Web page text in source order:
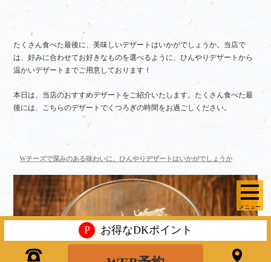
メニュー
たくさん食べた最後に、美味しいデザートはいかがでしょうか。当店で
は、好みに合わせてお好きなものを選べるように、ひんやりデザートから
温かいデザートまでご用意しております！
本日は、当店のおすすめデザートをご紹介いたします。たくさん食べた最
後には、こちらのデザートでくつろぎの時間をお過ごしください。
Wチーズで深みのある味わいに、ひんやりデザートはいかがでしょうか
P お得なDKポイント